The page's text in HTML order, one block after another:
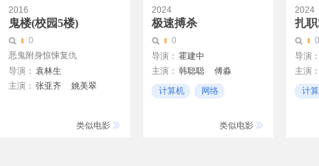
2016
鬼楼(校园5楼)
0
恶鬼附身惊悚复仇
导演： 袁林生
主演： 张亚齐 姚美翠
类似电影
2024
极速搏杀
0
导演： 霍建中
主演： 韩聪聪
傅淼
杜奕衡
何育骏
计算机
网络
类似电影
2024
扎
0
导演
主演
陈家
计